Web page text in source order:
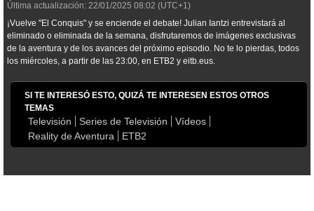
Última actualización: 22/01/2025 08:02 (UTC+1)
¡Vuelve "El Conquis" y se enciende el debate! Julian Iantzi entrevistará al
eliminado o eliminada de la semana, disfrutaremos de imágenes exclusivas
de la aventura y de los avances del próximo episodio. No te lo pierdas, todos
los miércoles, a partir de las 23:00, en ETB2 y eitb.eus.
SI TE INTERESÓ ESTO, QUIZÁ TE INTERESEN ESTOS OTROS
TEMAS
Televisión Series de Televisión
Vídeos
Reality de Aventura
ETB2